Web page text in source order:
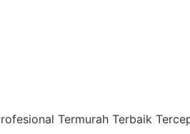
Termurah Terbaik